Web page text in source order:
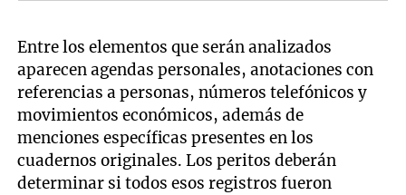
Entre los elementos que serán analizados
aparecen agendas personales, anotaciones con
referencias a personas, números telefónicos y
movimientos económicos, además de
menciones específicas presentes en los
cuadernos originales. Los peritos deberán
determinar si todos esos registros fueron